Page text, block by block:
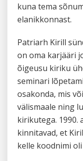
kuna tema
elanikkonnast.
Patriarh Kirill
on oma karjääri
õigeusu kiriku
seminari
osakonda, mis
välismaale ning
kirikutega. 1990.
kinnitavad, et
kelle koodnimi